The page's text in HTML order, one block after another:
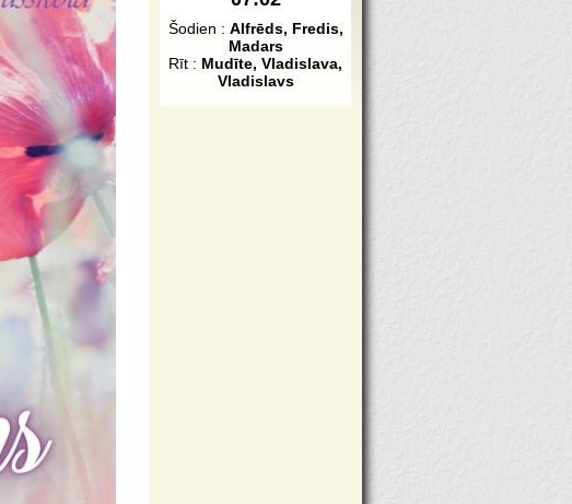
Šodien : Alfrēds, Fredis,
Madars
Rīt : Mudīte, Vladislava,
Vladislavs